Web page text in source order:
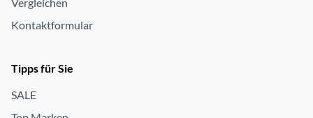
Kontaktformular
Tipps für Sie
SALE